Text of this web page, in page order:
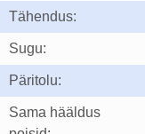
Tähendus:
Sugu:
Päritolu:
Sama hääldus